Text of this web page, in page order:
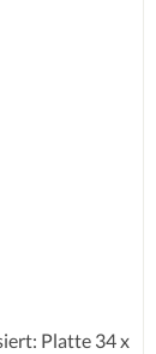
5 Sternen
Platte 34 x